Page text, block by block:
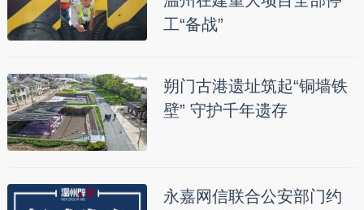
工“备战”
朔门古港遗址筑起“铜墙铁
壁” 守护千年遗存
永嘉网信联合公安部门约